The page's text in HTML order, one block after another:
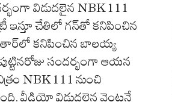
విడుదలైన NBK111
ఇస్తూ చేతిలో గన్‌తో కనిపించిన
కనిపించిన బాలయ్య
సందర్భంగా ఆయన
NBK111 నుంచి
వీడియో విడుదలైన వెంటనే